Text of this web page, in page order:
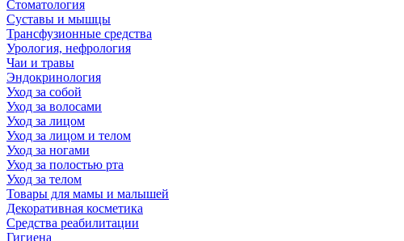
Стоматология
Суставы и мышцы
Трансфузионные средства
Урология, нефрология
Чаи и травы
Эндокринология
Уход за собой
Уход за волосами
Уход за лицом
Уход за лицом и телом
Уход за ногами
Уход за полостью рта
Уход за телом
Товары для мамы и малышей
Декоративная косметика
Средства реабилитации
Гигиена